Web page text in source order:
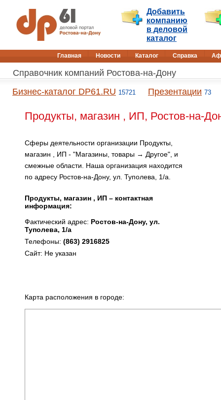
Добавить
компанию
в деловой
каталог
Главная Новости Каталог Справка
Справочник компаний Ростова-на-Дону
Бизнес-каталог DP61.RU 15721 Презентации 73
Продукты, магазин , ИП, Ростов-на-
Сферы деятельности организации Продукты,
магазин , ИП - "Магазины, товары → Другое", и
смежные области. Наша организация находится
по адресу Ростов-на-Дону, ул. Туполева, 1/а.
Продукты, магазин , ИП – контактная
информация:
Фактический адрес: Ростов-на-Дону, ул.
Туполева, 1/а
Телефоны: (863) 2916825
Сайт: Не указан
Карта расположения в городе: